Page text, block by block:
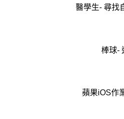
醫學生- 尋找
棒球-
蘋果iOS作